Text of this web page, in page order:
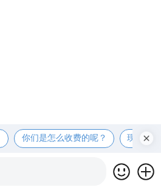
你们是怎么收费的呢？ 现在有